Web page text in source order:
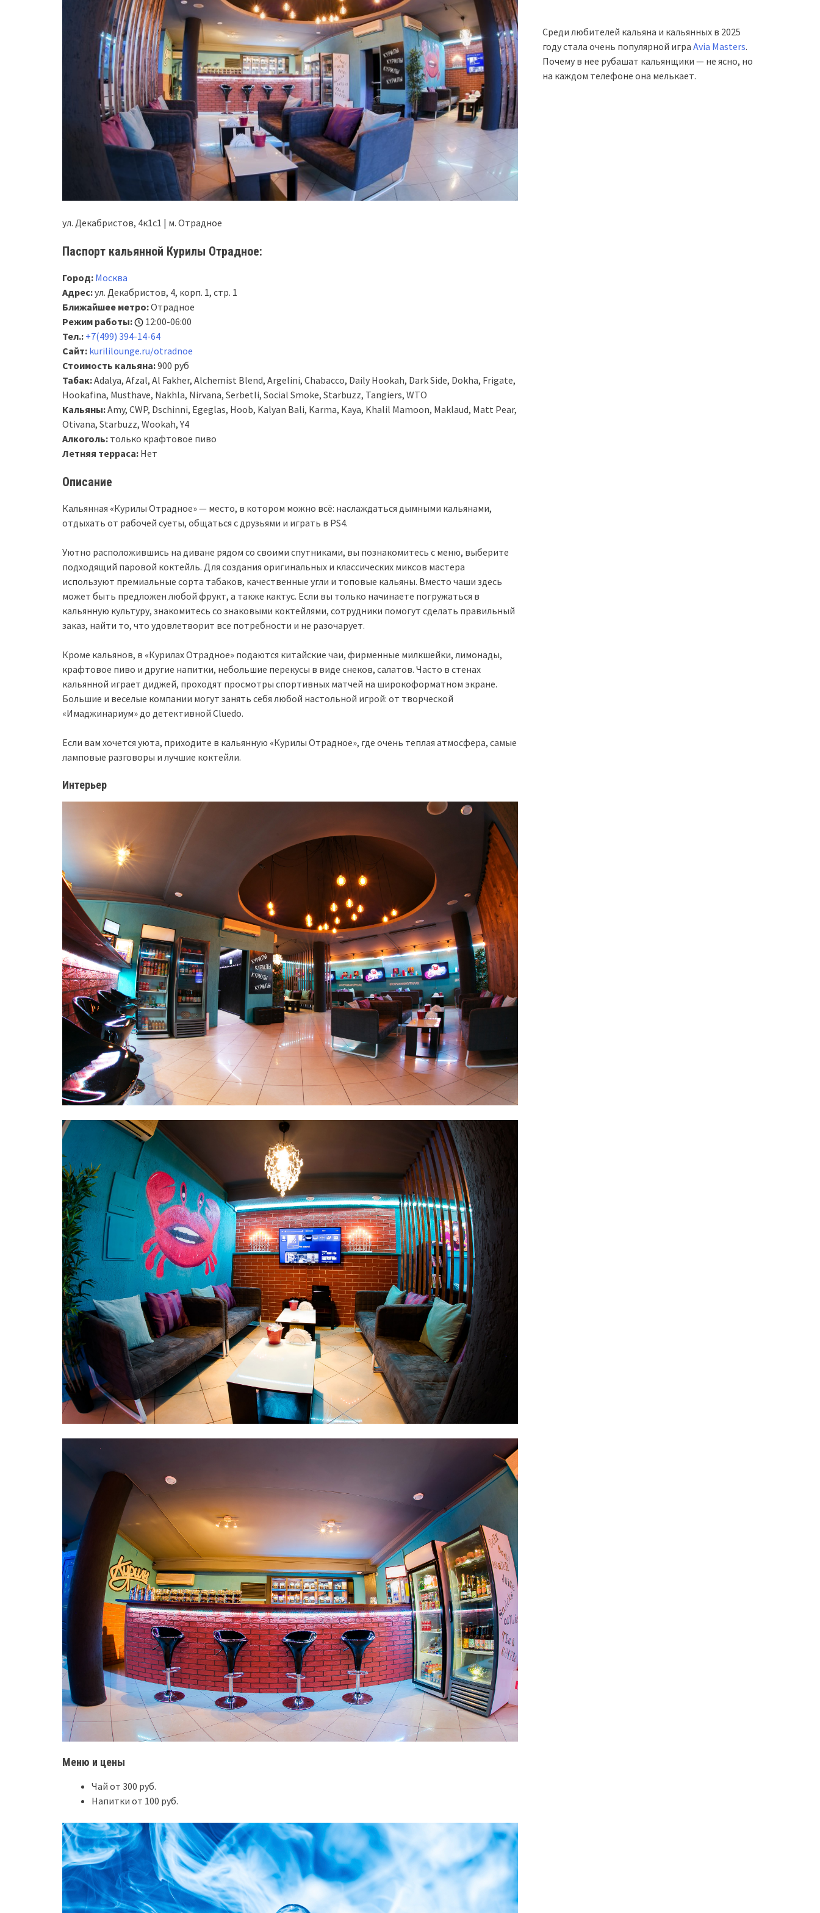
ул. Декабристов, 4к1с1 | м. Отрадное
Паспорт кальянной Курилы Отрадное:
Город: Москва
Адрес:ул. Декабристов, 4, корп. 1, стр. 1
Ближайшее метро:Отрадное
Режим работы:
12:00-06:00
Тел.: +7(499) 394-14-64
Сайт: kurililounge.ru/otradnoe
Стоимость кальяна:900 руб
Табак:Adalya, Afzal, Al Fakher, Alchemist Blend, Argelini, Chabacco, Daily Hookah, Dark Side, Dokha, Frigate,
Hookafina, Musthave, Nakhla, Nirvana, Serbetli, Social Smoke, Starbuzz, Tangiers, WTO
Кальяны:Amy, CWP, Dschinni, Egeglas, Hoob, Kalyan Bali, Karma, Kaya, Khalil Mamoon, Maklaud, Matt Pear,
Otivana, Starbuzz, Wookah, Y4
Алкоголь: только крафтовое пиво
Летняя терраса: Нет
Описание
Кальянная «Курилы Отрадное» — место, в котором можно всё: наслаждаться дымными кальянами,
отдыхать от рабочей суеты, общаться с друзьями и играть в PS4.
Уютно расположившись на диване рядом со своими спутниками, вы познакомитесь с меню, выберите
подходящий паровой коктейль. Для создания оригинальных и классических миксов мастера
используют премиальные сорта табаков, качественные угли и топовые кальяны. Вместо чаши здесь
может быть предложен любой фрукт, а также кактус. Если вы только начинаете погружаться в
кальянную культуру, знакомитесь со знаковыми коктейлями, сотрудники помогут сделать правильный
заказ, найти то, что удовлетворит все потребности и не разочарует.
Кроме кальянов, в «Курилах Отрадное» подаются китайские чаи, фирменные милкшейки, лимонады,
крафтовое пиво и другие напитки, небольшие перекусы в виде снеков, салатов. Часто в стенах
кальянной играет диджей, проходят просмотры спортивных матчей на широкоформатном экране.
Большие и веселые компании могут занять себя любой настольной игрой: от творческой
«Имаджинариум» до детективной Cluedo.
Если вам хочется уюта, приходите в кальянную «Курилы Отрадное», где очень теплая атмосфера, самые
ламповые разговоры и лучшие коктейли.
Интерьер
Меню и цены
Чай от 300 руб.
Напитки от 100 руб.
Среди любителей кальяна и кальянных в 2025
году стала очень популярной игра Avia Masters.
Почему в нее рубашат кальянщики — не ясно, но
на каждом телефоне она мелькает.